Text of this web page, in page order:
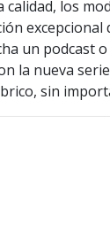
calidad, los
excepcional
un podcast
la nueva
sin